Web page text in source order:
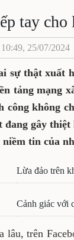
QUỐC TẾ
MỚI VĂN
tay cho
10:49, 25/07/2024
sự thật xuất
tảng mạng
công không
đang gây
niềm tin của
Lừa đảo trên
Cảnh giác với
lâu, trên